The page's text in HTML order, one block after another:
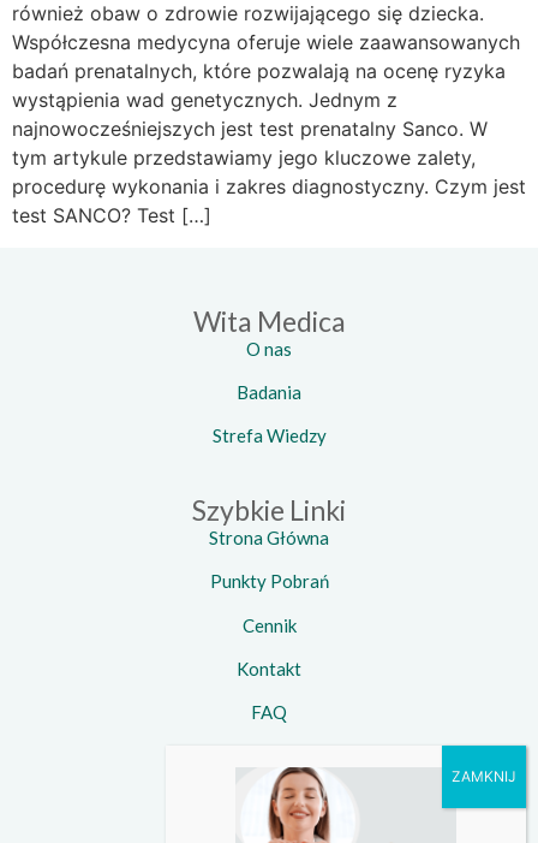
również obaw o zdrowie rozwijającego się dziecka.
Współczesna medycyna oferuje wiele zaawansowanych
badań prenatalnych, które pozwalają na ocenę ryzyka
wystąpienia wad genetycznych. Jednym z
najnowocześniejszych jest test prenatalny Sanco. W
tym artykule przedstawiamy jego kluczowe zalety,
procedurę wykonania i zakres diagnostyczny. Czym jest
test SANCO? Test […]
Wita Medica
O nas
Badania
Strefa Wiedzy
Szybkie Linki
Strona Główna
Punkty Pobrań
Cennik
Kontakt
FAQ
Kontakt
734 924 924